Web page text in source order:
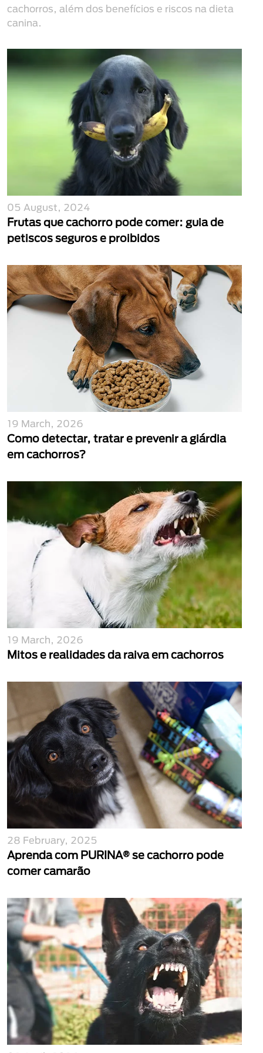
cachorros, além dos benefícios e riscos na dieta
canina.
05 August, 2024
Frutas que cachorro pode comer: guia de
petiscos seguros e proibidos
19 March, 2026
Como detectar, tratar e prevenir a giárdia
em cachorros?
19 March, 2026
Mitos e realidades da raiva em cachorros
28 February, 2025
Aprenda com PURINA® se cachorro pode
comer camarão